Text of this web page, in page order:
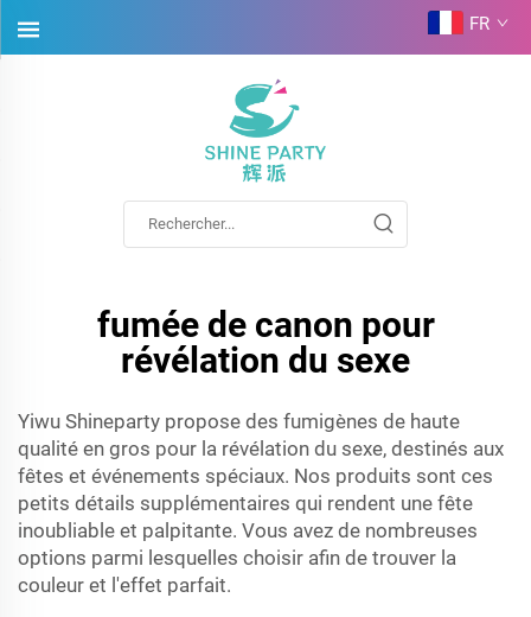
FR
fumée de canon pour
révélation du sexe
Yiwu Shineparty propose des fumigènes de haute
qualité en gros pour la révélation du sexe, destinés aux
fêtes et événements spéciaux. Nos produits sont ces
petits détails supplémentaires qui rendent une fête
inoubliable et palpitante. Vous avez de nombreuses
options parmi lesquelles choisir afin de trouver la
couleur et l'effet parfait.